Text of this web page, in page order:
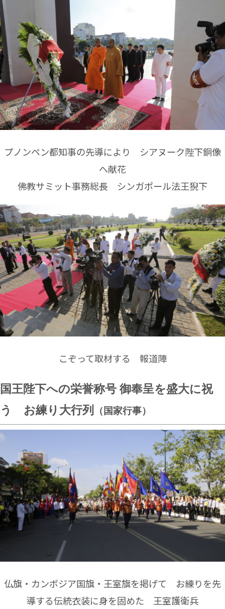
プノンペン都知事の先導により シアヌーク陛下銅像
へ献花
佛教サミット事務総長 シンガポール法王猊下
こぞって取材する 報道陣
国王陛下への栄誉称号 御奉呈を盛大に祝
う お練り大行列 （国家行事）
仏旗・カンボジア国旗・王室旗を掲げて お練りを先
導する伝統衣装に身を固めた 王室護衛兵